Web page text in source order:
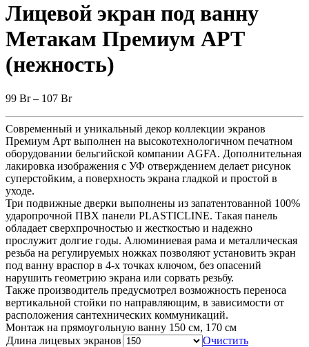
Лицевой экран под ванну
Метакам Премиум АРТ
(нежность)
99 Br– 107 Br
Современный и уникальный декор коллекции экранов
Премиум Арт выполнен на высокотехнологичном печатном
оборудовании бельгийской компании AGFA. Дополнительная
лакировка изображения с УФ отверждением делает рисунок
суперстойким, а поверхность экрана гладкой и простой в
уходе.
Три подвижные дверки выполнены из запатентованной 100%
ударопрочной ПВХ панели PLASTICLINE. Такая панель
обладает сверхпрочностью и жесткостью и надежно
прослужит долгие годы. Алюминиевая рама и металлическая
резьба на регулируемых ножках позволяют установить экран
под ванну враспор в 4-х точках ключом, без опасений
нарушить геометрию экрана или сорвать резьбу.
Также производитель предусмотрел возможность переноса
вертикальной стойки по направляющим, в зависимости от
расположения сантехнических коммуникаций.
Монтаж на прямоугольную ванну 150 см, 170 см
Длина лицевых экранов
Очистить